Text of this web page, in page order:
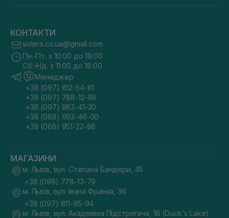
КОНТАКТИ
sisters.co.ua@gmail.com
Пн.-Пт. з 10:00 до 19:00
Сб.-Нд. з 11:00 до 18:00
Менеджер
+38 (097) 612-54-81
+38 (097) 788-12-88
+38 (097) 983-41-20
+38 (068) 693-46-00
+38 (068) 951-22-86
МАГАЗИНИ
м. Львів, вул. Степана Бандери, 45
+38 (098) 778-13-79
м. Львів, вул. Івана Франка, 36
+38 (097) 611-95-94
м. Львів, вул. Академіка Підстригача, 1В (Duck's Lake)